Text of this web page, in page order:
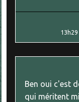
13h29
Ben oui c'est
qui méritent